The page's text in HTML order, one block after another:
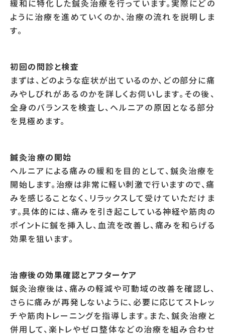
緩和に特化した鍼灸治療を行っています。実際にどの
ように治療を進めていくのか、治療の流れを説明しま
す。
初回の問診と検査
まずは、どのような症状が出ているのか、どの部分に痛
みやしびれがあるのかを詳しくお伺いします。その後、
全身のバランスを検査し、ヘルニアの原因となる部分
を見極めます。
鍼灸治療の開始
ヘルニアによる痛みの緩和を目的として、鍼灸治療を
開始します。治療は非常に軽い刺激で行いますので、痛
みを感じることなく、リラックスして受けていただけま
す。具体的には、痛みを引き起こしている神経や筋肉の
ポイントに鍼を挿入し、血流を改善し、痛みを和らげる
効果を狙います。
治療後の効果確認とアフターケア
鍼灸治療後は、痛みの軽減や可動域の改善を確認し、
さらに痛みが再発しないように、必要に応じてストレッ
チや筋肉トレーニングを指導します。また、鍼灸治療と
併用して、楽トレやゼロ整体などの治療を組み合わせ